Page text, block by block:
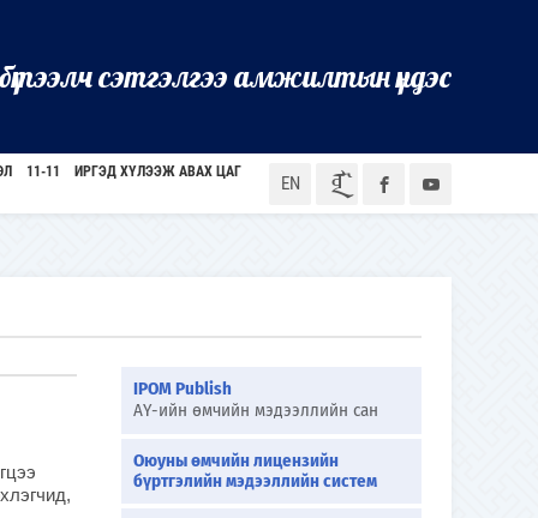
сэтгэлгээ амжилтын үндэс
EN ᠮᠣᠨ
11-11 ИРГЭД ХҮЛЭЭЖ АВАХ ЦАГ
IPOM Publish
АҮ-ийн өмчийн мэдээллийн сан
Оюуны өмчийн лицензийн
бүртгэлийн мэдээллийн систем